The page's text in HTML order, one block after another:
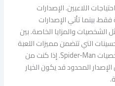
اللاعبين. الإصدارات
بينما تأتي الإصدارات
والمزايا الخاصة. بين
التي تتضمن مميزات اللعبة
الخاصة، مثل تصميمات فريدة لشخصيات Spider-Man. إذا كنت من
المحدود قد يكون الخيار